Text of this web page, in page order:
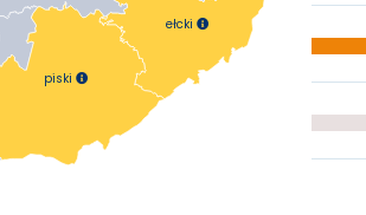
ełcki 
piski 